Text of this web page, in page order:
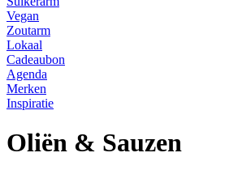
Vegan
Zoutarm
Lokaal
Cadeaubon
Agenda
Merken
Inspiratie
Oliën & Sauzen